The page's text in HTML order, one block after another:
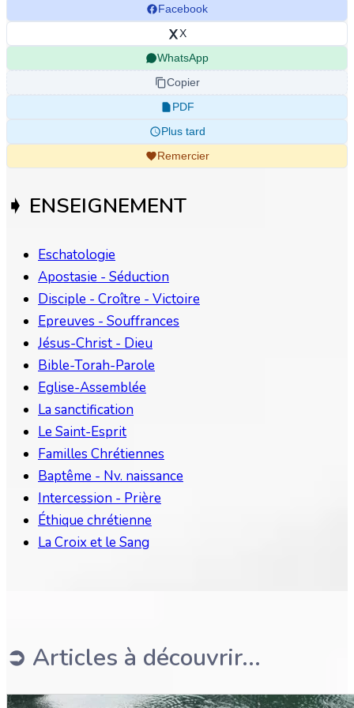
Facebook
X
WhatsApp
Copier
PDF
Plus tard
Remercier
➧ ENSEIGNEMENT
Eschatologie
Apostasie - Séduction
Disciple - Croître - Victoire
Epreuves - Souffrances
Jésus-Christ - Dieu
Bible-Torah-Parole
Eglise-Assemblée
La sanctification
Le Saint-Esprit
Familles Chrétiennes
Baptême - Nv. naissance
Intercession - Prière
Éthique chrétienne
La Croix et le Sang
➲ Articles à découvrir...